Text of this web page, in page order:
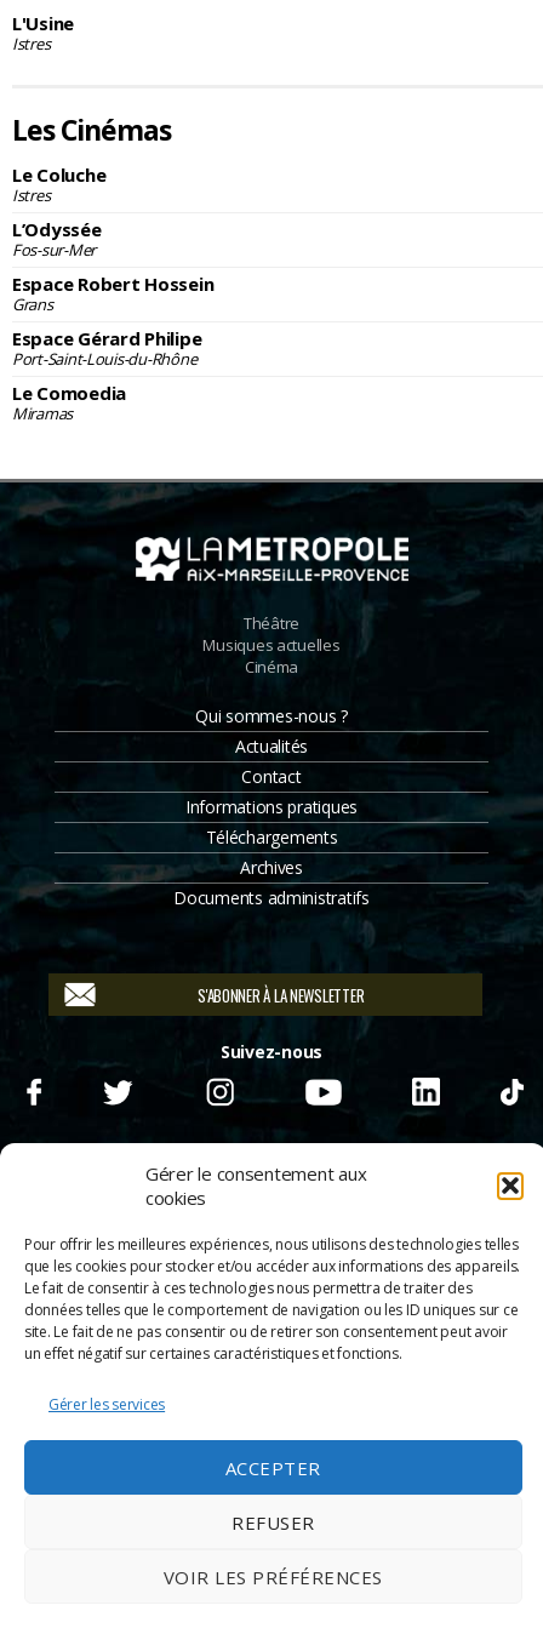
Gérer le consentement aux
cookies
Pour offrir les meilleures expériences, nous utilisons des technologies telles
que les cookies pour stocker et/ou accéder aux informations des appareils.
Le fait de consentir à ces technologies nous permettra de traiter des
données telles que le comportement de navigation ou les ID uniques sur ce
site. Le fait de ne pas consentir ou de retirer son consentement peut avoir
un effet négatif sur certaines caractéristiques et fonctions.
Gérer les services
ACCEPTER
REFUSER
VOIR LES PRÉFÉRENCES
L'Usine
Istres
Les Cinémas
Le Coluche
Istres
L’Odyssée
Fos-sur-Mer
Espace Robert Hossein
Grans
Espace Gérard Philipe
Port-Saint-Louis-du-Rhône
Le Comoedia
Miramas
Théâtre
Musiques actuelles
Cinéma
Qui sommes-nous ?
Actualités
Contact
Informations pratiques
Téléchargements
Archives
Documents administratifs
S'ABONNER À LA NEWSLETTER
Suivez-nous
Politique de confidentialité
Appels d’offre
Partenaires
Politique de cookies